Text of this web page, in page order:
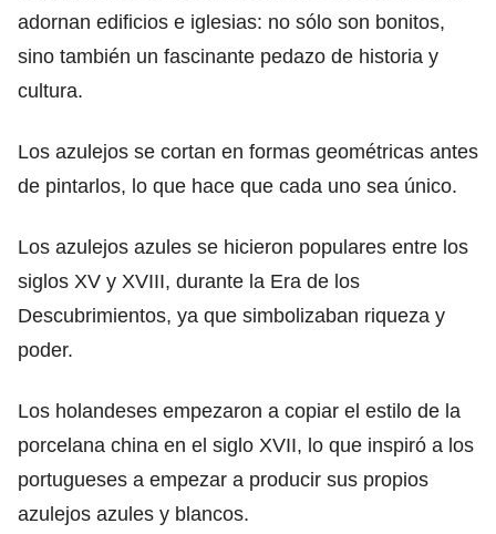
adornan edificios e iglesias: no sólo son bonitos,
sino también un fascinante pedazo de historia y
cultura.
Los azulejos se cortan en formas geométricas antes
de pintarlos, lo que hace que cada uno sea único.
Los azulejos azules se hicieron populares entre los
siglos XV y XVIII, durante la Era de los
Descubrimientos, ya que simbolizaban riqueza y
poder.
Los holandeses empezaron a copiar el estilo de la
porcelana china en el siglo XVII, lo que inspiró a los
portugueses a empezar a producir sus propios
azulejos azules y blancos.